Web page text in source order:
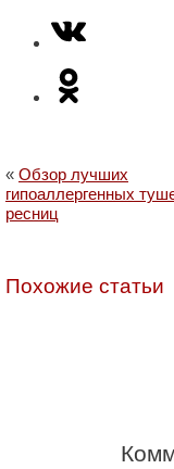
« Обзор лучших
гипоаллергенных
ресниц
Похожие статьи